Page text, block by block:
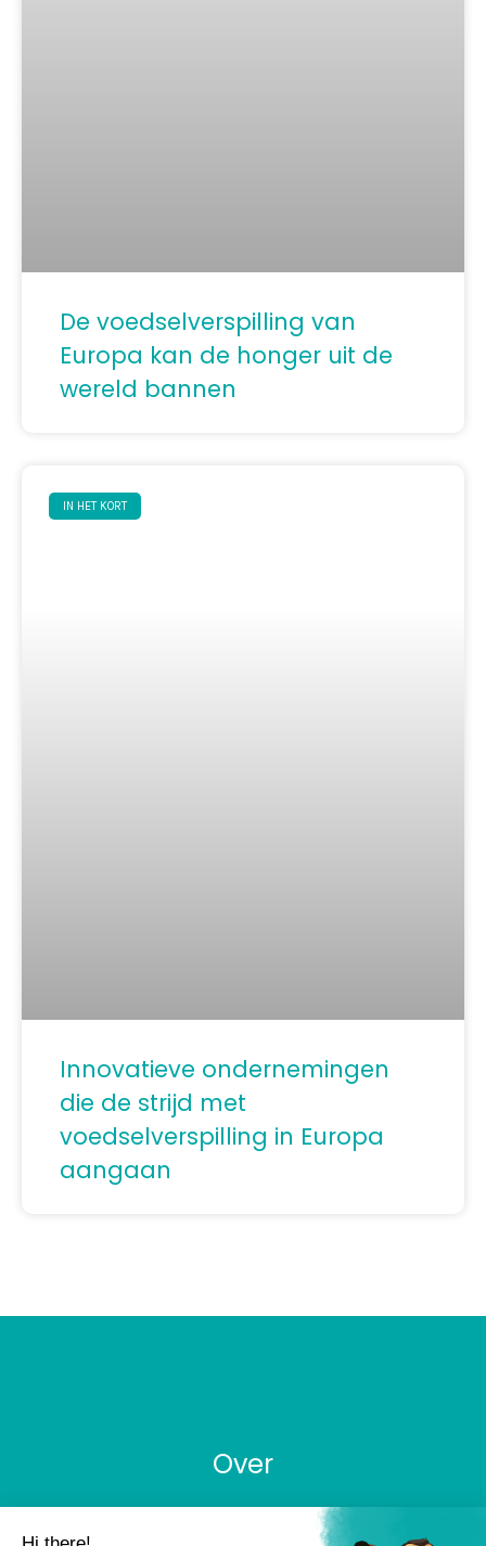
De voedselverspilling van
Europa kan de honger uit de
wereld bannen
IN HET KORT
Innovatieve ondernemingen
die de strijd met
voedselverspilling in Europa
aangaan
Over
Wettelijke Vermeldingen